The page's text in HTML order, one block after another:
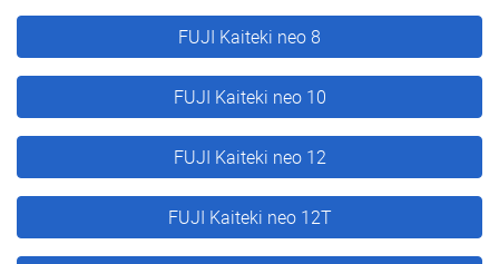
FUJI Kaiteki neo 8
FUJI Kaiteki neo 10
FUJI Kaiteki neo 12
FUJI Kaiteki neo 12T